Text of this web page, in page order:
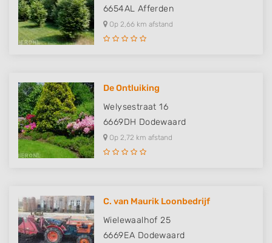
6654AL Afferden
Op 2,66 km afstand
De Ontluiking
Welysestraat 16
6669DH Dodewaard
Op 2,72 km afstand
C. van Maurik Loonbedrijf
Wielewaalhof 25
6669EA Dodewaard